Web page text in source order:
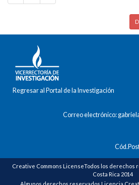
Regresar al Portal de la Investigación
Correo electrónico:
Creative Commons LicenseTodos los
Costa Rica 2014